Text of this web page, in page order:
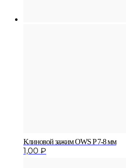
Клиновой зажим OWS P 7-8 мм
1,00 ₽